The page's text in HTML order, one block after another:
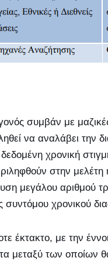
συμβάν με
να αναλάβει την
χρονική
στην μελέτη
μεγάλου αριθμού
συντόμου χρονικού
έκτακτο, με την
μεταξύ των οποίων